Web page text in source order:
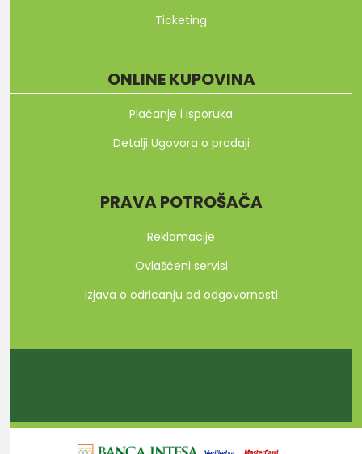
Ticketing
ONLINE KUPOVINA
Plaćanje i isporuka
Detalji Ugovora o prodaji
PRAVA POTROŠAČA
Reklamacije
Ovlašćeni servisi
Izjava o odricanju od odgovornosti